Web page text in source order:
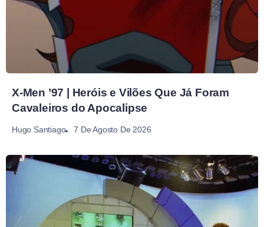
X-Men ’97 | Heróis e Vilões Que Já Foram
Cavaleiros do Apocalipse
Hugo Santiago 7 De Agosto De 2026